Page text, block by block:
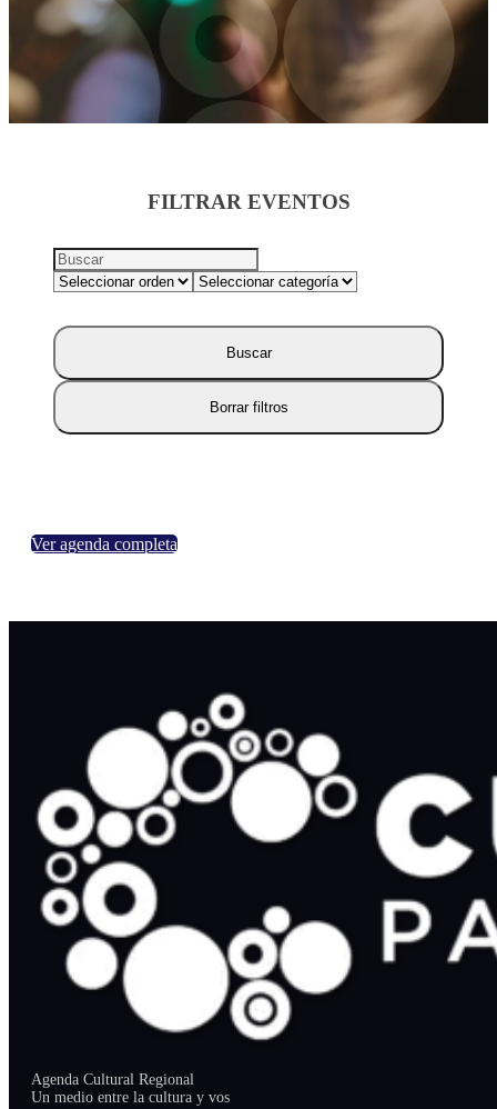
FILTRAR EVENTOS
Buscar
Borrar filtros
Ver agenda completa
Agenda Cultural Regional
Un medio entre la cultura y vos